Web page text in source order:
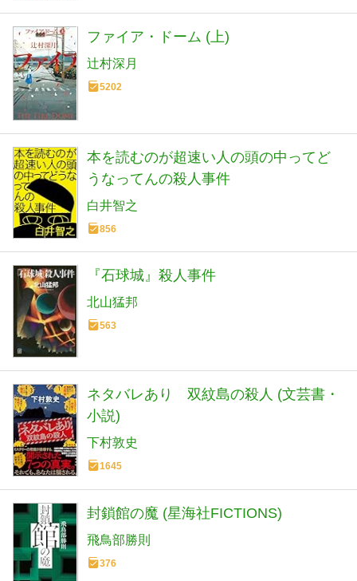
ファイア・ドーム (上)
辻村深月
5202
本を読むのが超速い人の頭の中ってど
うなってんの殺人事件
白井智之
856
『石球城』殺人事件
北山猛邦
563
ネタバレあり 双紋島の殺人 (文芸書・
小説)
下村敦史
1645
封鎖館の魔 (星海社FICTIONS)
飛鳥部勝則
376